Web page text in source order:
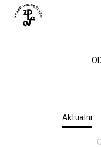
Naciśnij
Aktualni